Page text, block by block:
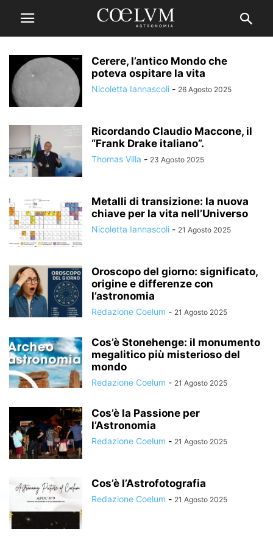
Cerere, l’antico Mondo che
poteva ospitare la vita
Nicoletta Iannascoli - 26 Agosto 2025
Ricordando Claudio Maccone, il
“Frank Drake italiano”.
Thomas Villa - 23 Agosto 2025
Metalli di transizione: la nuova
chiave per la vita nell’Universo
Nicoletta Iannascoli - 21 Agosto 2025
Oroscopo del giorno: significato,
origine e differenze con
l’astronomia
Redazione Coelum - 21 Agosto 2025
Cos’è Stonehenge: il monumento
megalitico più misterioso del
mondo
Redazione Coelum - 21 Agosto 2025
Cos’è la Passione per
l’Astronomia
Redazione Coelum - 21 Agosto 2025
Cos’è l’Astrofotografia
Redazione Coelum - 21 Agosto 2025